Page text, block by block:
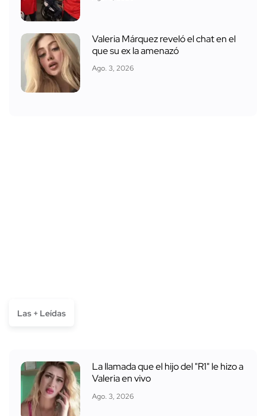
Valeria Márquez reveló el chat en el
que su ex la amenazó
Ago. 3, 2026
Las + Leídas
La llamada que el hijo del "R1" le hizo a
Valeria en vivo
Ago. 3, 2026